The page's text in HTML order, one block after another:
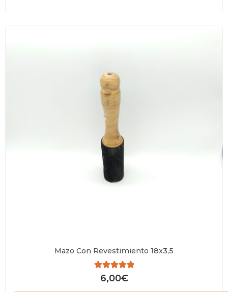
Mazo Con Revestimiento 18x3,5
Valorado
con6,00€